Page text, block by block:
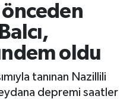
oldu
tanınan Nazillili
depremi saatler
ve Fikstür